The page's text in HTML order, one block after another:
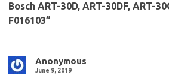
Bosch ART-30D, ART-30DF, ART-
F016103”
Anonymous
June 9, 2019